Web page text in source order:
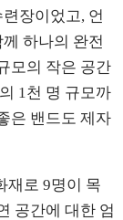
장이었고, 언
하나의 완전
모의 작은 공간
1천 명 규모까
은 밴드도 제자
재로 9명이 목
공간에 대한 엄